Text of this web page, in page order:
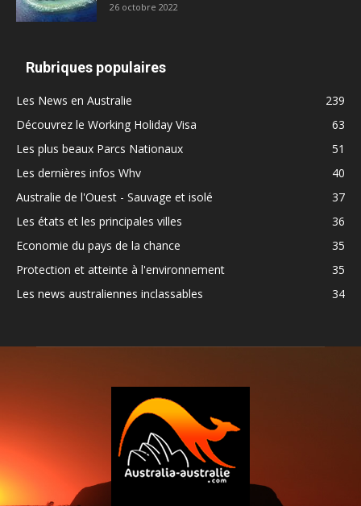
26 octobre 2022
Rubriques populaires
Les News en Australie
239
Découvrez le Working Holiday Visa
63
Les plus beaux Parcs Nationaux
51
Les dernières infos Whv
40
Australie de l'Ouest - Sauvage et isolé
37
Les états et les principales villes
36
Economie du pays de la chance
35
Protection et atteinte à l'environnement
35
Les news australiennes inclassables
34